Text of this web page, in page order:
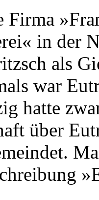
Firma
in der
als
war
hatte
über